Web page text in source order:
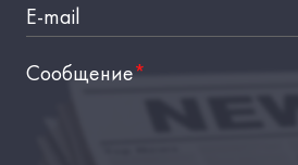
E-mail
Сообщение*